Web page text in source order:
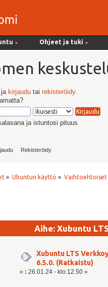
► Ohjeet ja tuki ►
ja kirjaudu tairekisteröidy.
ja istuntosi pituus
Rekisteröidy
» Ubuntun käyttö »
Aihe: Xubuntu
Xubuntu LTS
6.5.0. (Ratkaistu)
« : 26.01.24 - klo:12.50 »